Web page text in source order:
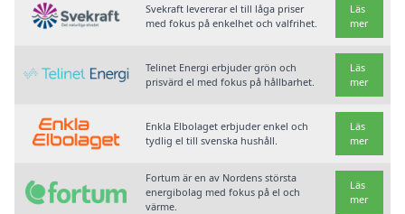
Svekraft levererar el till låga priser
med fokus på enkelhet och valfrihet.
Läs
mer
Telinet Energi erbjuder grön och
prisvärd el med fokus på hållbarhet.
Läs
mer
Enkla Elbolaget erbjuder enkel och
tydlig el till svenska hushåll.
Läs
mer
Fortum är en av Nordens största
energibolag med fokus på el och
värme.
Läs
mer